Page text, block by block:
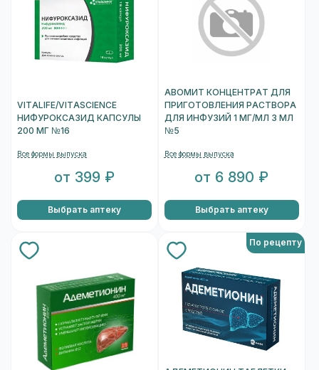
VITALIFE/VITASCIENCE
НИФУРОКСАЗИД КАПСУЛЫ
200 МГ №16
Все формы выпуска
от 399 ₽
Выбрать аптеку
АВОМИТ КОНЦЕНТРАТ ДЛЯ
ПРИГОТОВЛЕНИЯ РАСТВОРА
ДЛЯ ИНФУЗИЙ 1 МГ/МЛ 3 МЛ
№5
Все формы выпуска
от 6 890 ₽
Выбрать аптеку
По рецепту